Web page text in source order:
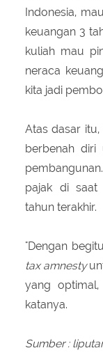
Indonesia,
keuangan 3
kuliah mau
neraca
kita jadi
Atas dasar
berbenah diri
pajak di saat
tahun terakhir.
"Dengan
tax amnesty
yang
katanya.
Sumber :